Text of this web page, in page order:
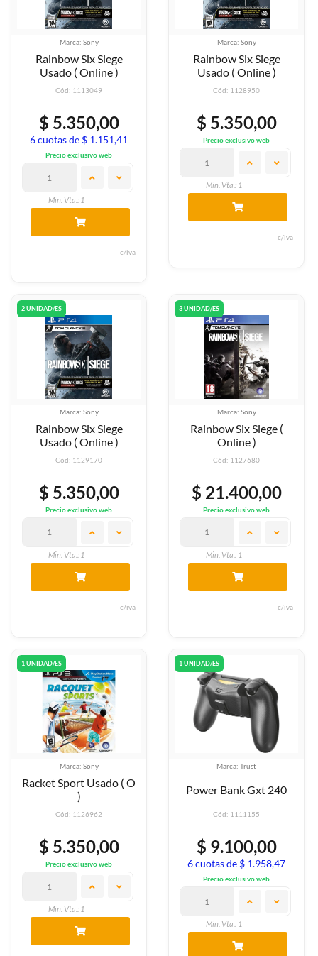
Marca: Sony
Rainbow Six Siege
Usado ( Online )
Cód: 1113049
$ 5.350,00
6 cuotas de $ 1.151,41
Precio exclusivo web
Min. Vta.: 1
c/iva
Marca: Sony
Rainbow Six Siege
Usado ( Online )
Cód: 1128950
$ 5.350,00
Precio exclusivo web
Min. Vta.: 1
c/iva
2 UNIDAD/ES
Marca: Sony
Rainbow Six Siege
Usado ( Online )
Cód: 1129170
$ 5.350,00
Precio exclusivo web
Min. Vta.: 1
c/iva
3 UNIDAD/ES
Marca: Sony
Rainbow Six Siege (
Online )
Cód: 1127680
$ 21.400,00
Precio exclusivo web
Min. Vta.: 1
c/iva
1 UNIDAD/ES
Marca: Sony
Racket Sport Usado ( O
)
Cód: 1126962
$ 5.350,00
Precio exclusivo web
Min. Vta.: 1
1 UNIDAD/ES
Marca: Trust
Power Bank Gxt 240
Cód: 1111155
$ 9.100,00
6 cuotas de $ 1.958,47
Precio exclusivo web
Min. Vta.: 1